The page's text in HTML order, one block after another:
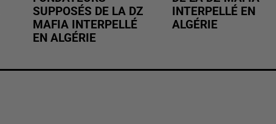
SUPPOSÉS DE LA DZ
MAFIA INTERPELLÉ
EN ALGÉRIE
INTERPELLÉ EN
ALGÉRIE